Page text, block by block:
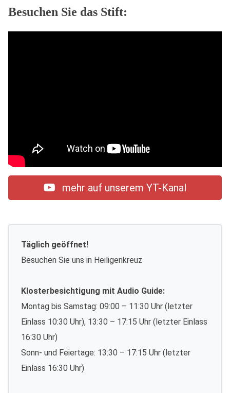
Besuchen Sie das Stift:
mehr auf unserem YT-Kanal
Täglich geöffnet!
Besuchen Sie uns in Heiligenkreuz
Klosterbesichtigung mit Audio Guide:
Montag bis Samstag: 09:00 – 11:30 Uhr (letzter
Einlass 10:30 Uhr), 13:30 – 17:15 Uhr (letzter Einlass
16:30 Uhr)
Sonn- und Feiertage: 13:30 – 17:15 Uhr (letzter
Einlass 16:30 Uhr)